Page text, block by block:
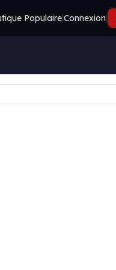
Populaire|Connexion|